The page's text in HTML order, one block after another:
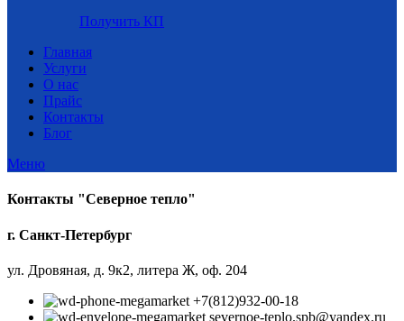
Получить КП
Главная
Услуги
О нас
Прайс
Контакты
Блог
Меню
Контакты "Северное тепло"
г. Санкт-Петербург
ул. Дровяная, д. 9к2, литера Ж, оф. 204
+7(812)932-00-18
severnoe-teplo.spb@yandex.ru